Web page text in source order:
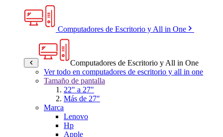
Computadores de Escritorio y All in One
Computadores de Escritorio y All in One
Ver todo en computadores de escritorio y all in one
Tamaño de pantalla
22" a 27"
Más de 27"
Marca
Lenovo
Hp
Apple